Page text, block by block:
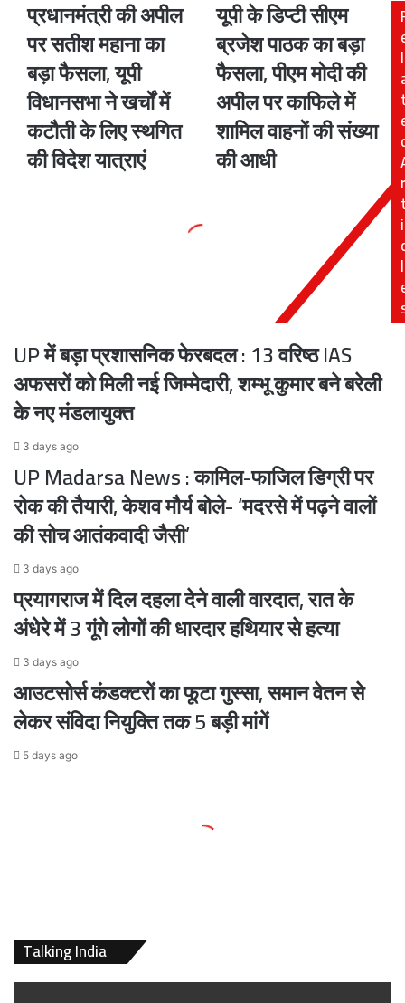
प्रधानमंत्री
की
अपील
पर
सतीश
महाना
का
बड़ा
फैसला,
की
यात्राएं
प्रधानमंत्री की अपील
पर सतीश महाना का
बड़ा फैसला, यूपी
विधानसभा ने खर्चों में
कटौती के लिए स्थगित
की विदेश यात्राएं
यूपी
के
डिप्टी
सीएम
ब्रजेश
पाठक
का
बड़ा
फैसला,
की
संख्या
की
यूपी के डिप्टी सीएम
ब्रजेश पाठक का बड़ा
फैसला, पीएम मोदी की
अपील पर काफिले में
शामिल वाहनों की संख्या
की आधी
l
r
i
l
UP में बड़ा प्रशासनिक फेरबदल : 13 वरिष्ठ IAS
अफसरों को मिली नई जिम्मेदारी, शम्भू कुमार बने बरेली
के नए मंडलायुक्त
3 days ago
UP Madarsa News : कामिल-फाजिल डिग्री पर
रोक की तैयारी, केशव मौर्य बोले- ‘मदरसे में पढ़ने वालों
की सोच आतंकवादी जैसी’
3 days ago
प्रयागराज में दिल दहला देने वाली वारदात, रात के
अंधेरे में 3 गूंगे लोगों की धारदार हथियार से हत्या
3 days ago
आउटसोर्स कंडक्टरों का फूटा गुस्सा, समान वेतन से
लेकर संविदा नियुक्ति तक 5 बड़ी मांगें
5 days ago
Talking India